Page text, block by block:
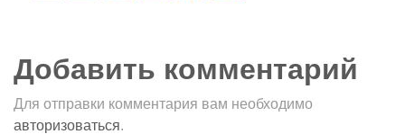
Добавить комментарий
Для отправки комментария вам необходимо
авторизоваться.